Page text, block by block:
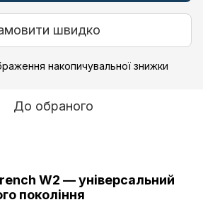
швидко
накопичувальної знижки
До обраного
W2 — універсальний
покоління